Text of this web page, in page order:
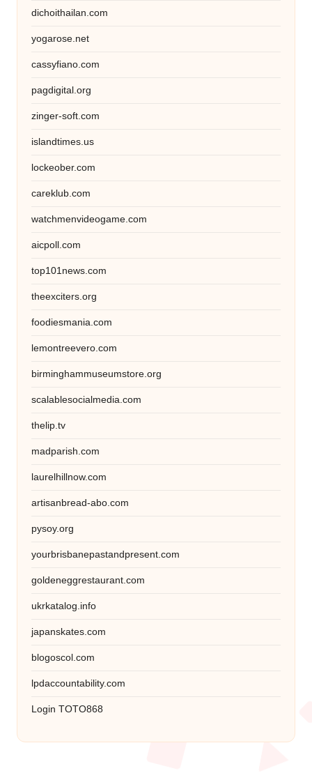
dichoithailan.com
yogarose.net
cassyfiano.com
pagdigital.org
zinger-soft.com
islandtimes.us
lockeober.com
careklub.com
watchmenvideogame.com
aicpoll.com
top101news.com
theexciters.org
foodiesmania.com
lemontreevero.com
birminghammuseumstore.org
scalablesocialmedia.com
thelip.tv
madparish.com
laurelhillnow.com
artisanbread-abo.com
pysoy.org
yourbrisbanepastandpresent.com
goldeneggrestaurant.com
ukrkatalog.info
japanskates.com
blogoscol.com
lpdaccountability.com
Login TOTO868